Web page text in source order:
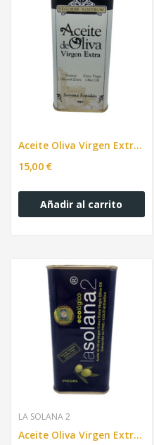
Aceite Oliva Virgen Extra. Segorbe Nostrum,...
15,00 €
Añadir al carrito
LA SOLANA 2
Aceite Oliva Virgen Extra. Picual Solana 2 lata...